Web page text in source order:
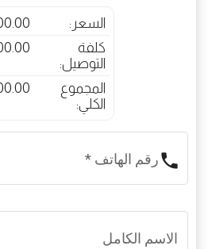
السعر:
كلفة
التوصيل:
المجموع
الكلي:
phoneرقم الهاتف *
الاسم الكامل